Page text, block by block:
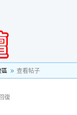
區 查看帖子
復